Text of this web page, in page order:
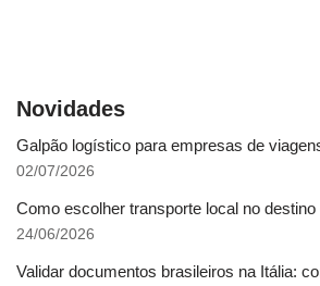
Novidades
Galpão logístico para empresas de
02/07/2026
Como escolher transporte local no
24/06/2026
Validar documentos brasileiros na Itália: